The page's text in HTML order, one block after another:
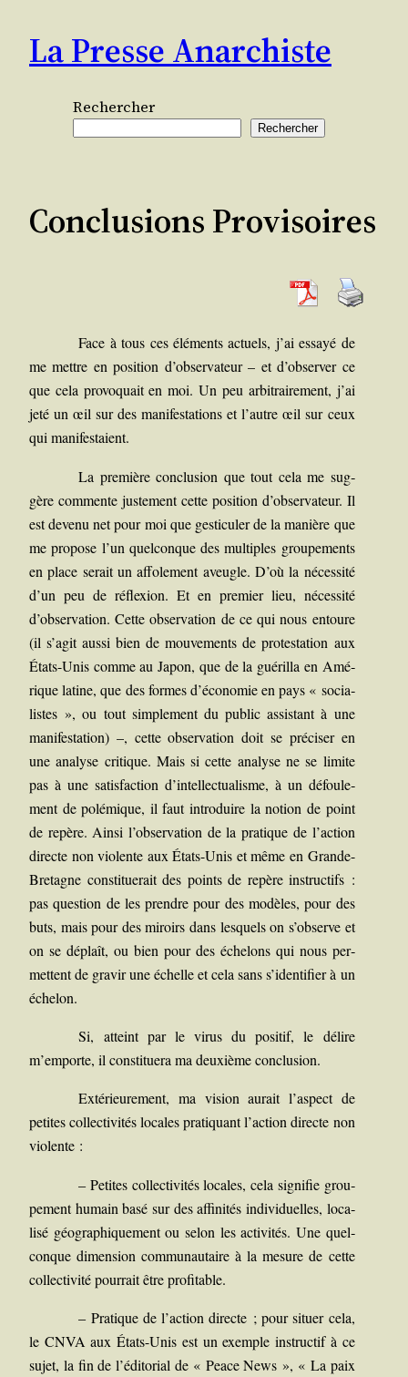
contenu
La Presse Anarchiste
Rechercher
Rechercher
Conclusions Provisoires
Face à tous ces élé­ments actuels, j’ai essayé de
me mettre en posi­tion d’observateur – et d’observer ce
que cela pro­vo­quait en moi. Un peu arbi­trai­re­ment, j’ai
jeté un œil sur des mani­fes­ta­tions et l’autre œil sur ceux
qui manifestaient.
La pre­mière conclu­sion que tout cela me sug­
gère com­mente jus­te­ment cette posi­tion d’observateur. Il
est deve­nu net pour moi que ges­ti­cu­ler de la manière que
me pro­pose l’un quel­conque des mul­tiples grou­pe­ments
en place serait un affo­le­ment aveugle. D’où la néces­si­té
d’un peu de réflexion. Et en pre­mier lieu, néces­si­té
d’observation. Cette obser­va­tion de ce qui nous entoure
(il s’agit aus­si bien de mou­ve­ments de pro­tes­ta­tion aux
États-Unis comme au Japon, que de la gué­rilla en Amé­
rique latine, que des formes d’économie en pays « socia­
listes », ou tout sim­ple­ment du public assis­tant à une
mani­fes­ta­tion) –, cette obser­va­tion doit se pré­ci­ser en
une ana­lyse cri­tique. Mais si cette ana­lyse ne se limite
pas à une satis­fac­tion d’intellectualisme, à un défou­le­
ment de polé­mique, il faut intro­duire la notion de point
de repère. Ain­si l’observation de la pra­tique de l’action
directe non vio­lente aux États-Unis et même en Grande-
Bre­tagne consti­tue­rait des points de repère ins­truc­tifs :
pas ques­tion de les prendre pour des modèles, pour des
buts, mais pour des miroirs dans les­quels on s’observe et
on se déplaît, ou bien pour des éche­lons qui nous per­
mettent de gra­vir une échelle et cela sans s’identifier à un
échelon.
Si, atteint par le virus du posi­tif, le délire
m’emporte, il consti­tue­ra ma deuxième conclusion.
Exté­rieu­re­ment, ma vision aurait l’aspect de
petites col­lec­ti­vi­tés locales pra­ti­quant l’action directe non
violente :
–Petites col­lec­ti­vi­tés locales, cela signi­fie grou­
pe­ment humain basé sur des affi­ni­tés indi­vi­duelles, loca­
li­sé géo­gra­phi­que­ment ou selon les acti­vi­tés. Une quel­
conque dimen­sion com­mu­nau­taire à la mesure de cette
col­lec­ti­vi­té pour­rait être profitable.
– Pra­tique de l’action directe ; pour situer cela,
le CNVA aux États-Unis est un exemple ins­truc­tif à ce
sujet, la fin de l’éditorial de « Peace News », « La paix